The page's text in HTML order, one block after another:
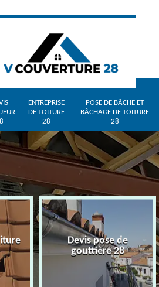
ENTREPRISE
DE TOITURE
28
POSE DE BÂCHE ET
BÂCHAGE DE TOITURE
28
Devis pose de
gouttière 28